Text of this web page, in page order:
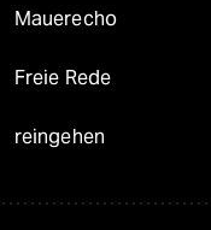
Mauerecho
Freie Rede
reingehen